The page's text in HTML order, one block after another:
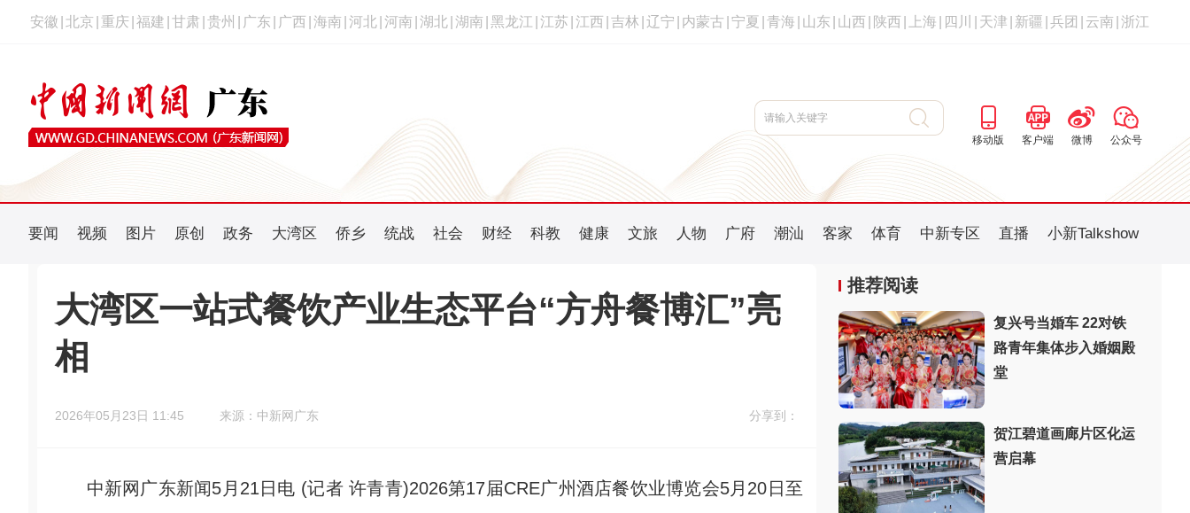
安徽 北京 重庆 福建 甘肃 贵州 广东 广西 海南 河北 河南 湖北 湖南 黑龙江 江苏 江西 吉林 辽宁 内蒙古 宁夏 青海 山东 山西 陕西 上海 四川 天津 新疆 兵团 云南 浙江
移动版 客户端 微博 公众号
要闻 视频 图片 原创 政务 大湾区 侨乡 统战 社会 财经 科教 健康 文旅 人物 广府 潮汕 客家 体育 中新专区 直播 小新Talkshow
大湾区一站式餐饮产业生态平台“方舟餐博汇”亮
相
2026年05月23日 11:45 来源：中新网广东 分享到：
中新网广东新闻5月21日电 (记者 许青青)2026第17届CRE广州酒店餐饮业博览会5月20日至
推荐阅读
复兴号当婚车 22对铁
路青年集体步入婚姻殿
堂
贺江碧道画廊片区化运
营启幕